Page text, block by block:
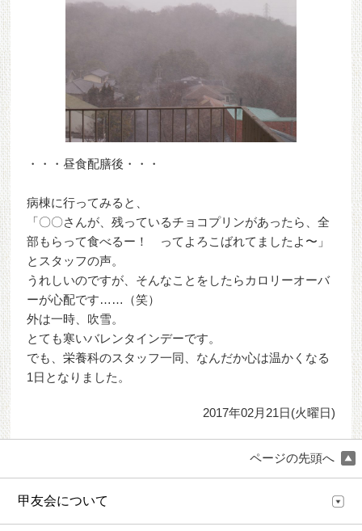
・・・昼食配膳後・・・
病棟に行ってみると、
「〇〇さんが、残っているチョコプリンがあったら、全
部もらって食べるー！ ってよろこばれてましたよ〜」
とスタッフの声。
うれしいのですが、そんなことをしたらカロリーオーバ
ーが心配です……（笑）
外は一時、吹雪。
とても寒いバレンタインデーです。
でも、栄養科のスタッフ一同、なんだか心は温かくなる
1日となりました。
2017年02月21日(火曜日)
ページの先頭へ
甲友会について